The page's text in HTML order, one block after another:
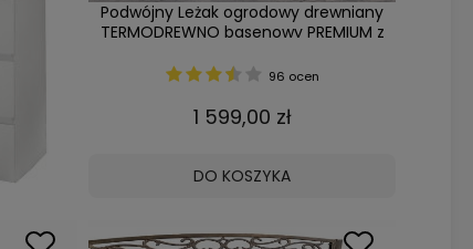
Podwójny Leżak ogrodowy drewniany
TERMODREWNO basenowy PREMIUM z
96 ocen
1 599,00 zł
DO KOSZYKA